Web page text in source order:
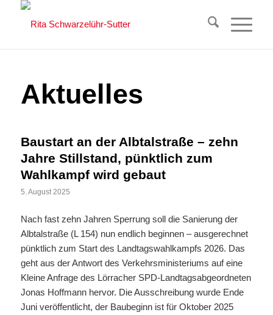
Aktuelles
Baustart an der Albtalstraße – zehn
Jahre Stillstand, pünktlich zum
Wahlkampf wird gebaut
5. August 2025
Nach fast zehn Jahren Sperrung soll die Sanierung der
Albtalstraße (L 154) nun endlich beginnen – ausgerechnet
pünktlich zum Start des Landtagswahlkampfs 2026. Das
geht aus der Antwort des Verkehrsministeriums auf eine
Kleine Anfrage des Lörracher SPD-Landtagsabgeordneten
Jonas Hoffmann hervor. Die Ausschreibung wurde Ende
Juni veröffentlicht, der Baubeginn ist für Oktober 2025